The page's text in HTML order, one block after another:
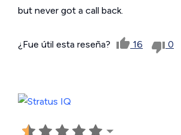
but never got a call back.
¿Fue útil esta reseña? 16 0